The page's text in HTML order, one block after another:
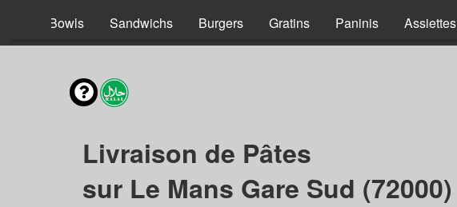
Bowls Sandwichs Burgers Gratins Paninis Assiettes
Livraison de Pâtes
sur Le Mans Gare Sud (72000)